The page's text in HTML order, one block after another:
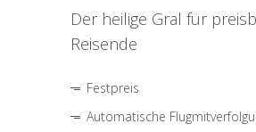
Der heilige Gral für
Reisende
Festpreis
Automatische